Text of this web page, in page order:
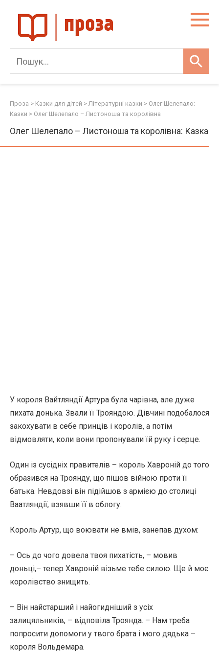
content
Проза > Казки для дітей > Літературні казки > Олег Шелепало:
Казки > Олег Шелепало – Листоноша та королiвна
Олег Шелепало – Листоноша та королiвна: Казка
У короля Вайтляндії Артура була чарівна, але дуже
пихата донька. Звали її Трояндою. Дівчині подобалося
закохувати в себе принців і королів, а потім
відмовляти, коли вони пропонували їй руку і серце.
Один із сусідніх правителів – король Хавроній до того
образився на Троянду, що пішов війною проти її
батька. Невдовзі він підійшов з армією до столиці
Ваатляндії, взявши її в облогу.
Король Артур, що воювати не вмів, занепав духом:
– Ось до чого довела твоя пихатість, – мовив
доньці,– тепер Хавроній візьме тебе силою. Ще й моє
королівство знищить.
– Він найстарший і найогидніший з усіх
залицяльників, – відповіла Троянда. – Нам треба
попросити допомоги у твого брата і мого дядька –
короля Вольдемара.